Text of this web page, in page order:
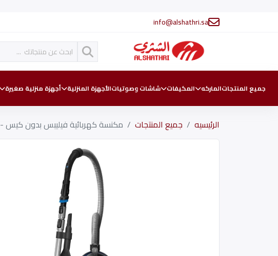
info@alshathri.sa
جميع المنتجاتالماركه المكيفات شاشات وصوتياتالأجهزة المنزلية أجهزة منزلية صغيرة
الرئيسيه جميع المنتجات مكنسة كهربائية فيليبس بدون كيس - FC9570/62